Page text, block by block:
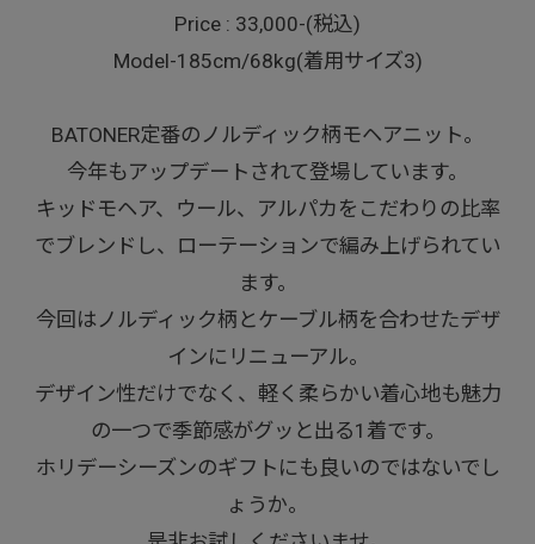
Price : 33,000-(税込)
Model-185cm/68kg(着用サイズ3)
BATONER定番のノルディック柄モヘアニット。
今年もアップデートされて登場しています。
キッドモヘア、ウール、アルパカをこだわりの比率
でブレンドし、ローテーションで編み上げられてい
ます。
今回はノルディック柄とケーブル柄を合わせたデザ
インにリニューアル。
デザイン性だけでなく、軽く柔らかい着心地も魅力
の一つで季節感がグッと出る1着です。
ホリデーシーズンのギフトにも良いのではないでし
ょうか。